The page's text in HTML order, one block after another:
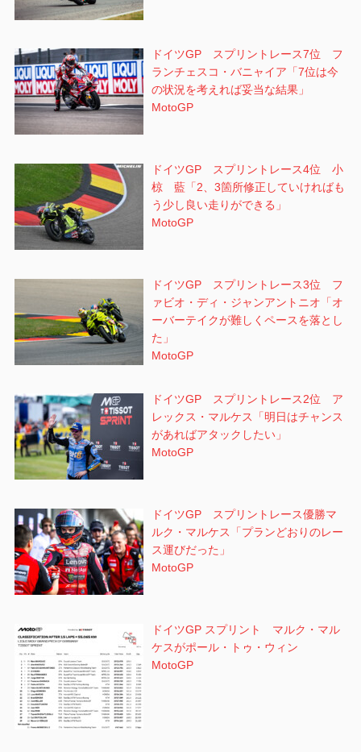
ドイツGP スプリントレース7位 フ
ランチェスコ・バニャイア「7位は今
の状況を考えれば妥当な結果」
MotoGP
ドイツGP スプリントレース4位 小
椋 藍「2、3箇所修正していければも
う少し良い走りができる」
MotoGP
ドイツGP スプリントレース3位 フ
ァビオ・ディ・ジャンアントニオ「オ
ーバーテイクが難しくペースを落とし
た」
MotoGP
ドイツGP スプリントレース2位 ア
レックス・マルケス「明日はチャンス
があればアタックしたい」
MotoGP
ドイツGP スプリントレース優勝マ
ルク・マルケス「プランどおりのレー
ス運びだった」
MotoGP
ドイツGP スプリント マルク・マル
ケスがポール・トゥ・ウィン
MotoGP